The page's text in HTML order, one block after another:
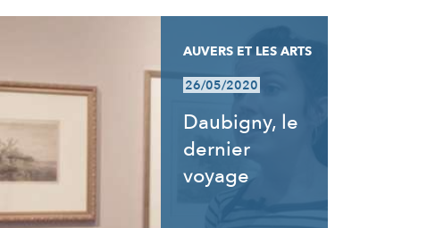
AUVERS ET LES ARTS
26/05/2020
Daubigny, le
dernier
voyage